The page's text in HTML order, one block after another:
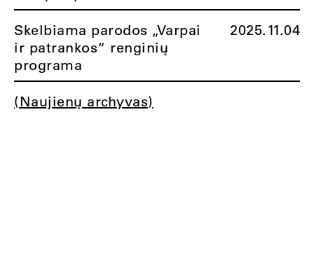
Skelbiama parodos „Varpai
ir patrankos“ renginių
programa
2025.11.04
(Naujienų archyvas)